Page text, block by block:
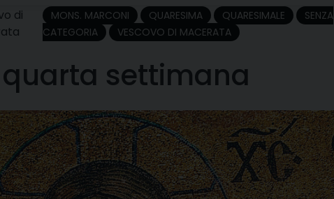
di
MONS. MARCONI QUARESIMA QUARESIMALE
SENZA
CATEGORIA
VESCOVO DI MACERATA
settimana